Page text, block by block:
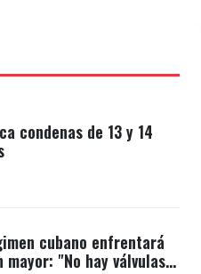
condenas de 13 y 14
cubano enfrentará
"No hay válvulas